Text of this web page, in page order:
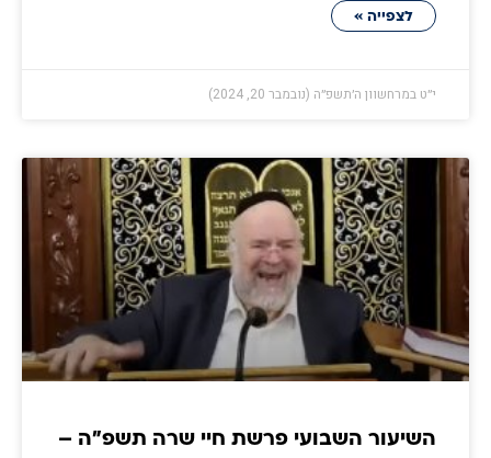
לצפייה »
י״ט במרחשוון ה׳תשפ״ה (נובמבר 20, 2024)
השיעור השבועי פרשת חיי שרה תשפ"ה –